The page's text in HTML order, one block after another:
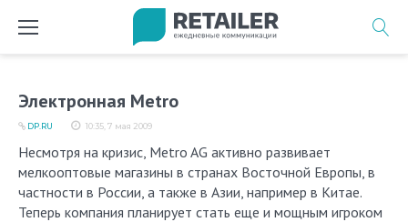
Электронная Metro
10:35, 7 мая 2009
DP.RU
Несмотря на кризис, Metro AG активно развивает
мелкооптовые магазины в странах Восточной Европы, в
частности в России, а также в Азии, например в Китае.
Теперь компания планирует стать еще и мощным игроком